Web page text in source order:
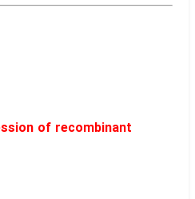
of recombinant